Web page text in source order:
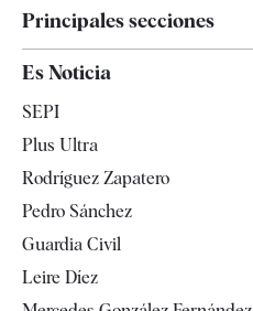
Principales secciones
España
Televisión
Es Noticia
SEPI
Plus Ultra
Rodríguez Zapatero
Pedro Sánchez
Guardia Civil
Leire Díez